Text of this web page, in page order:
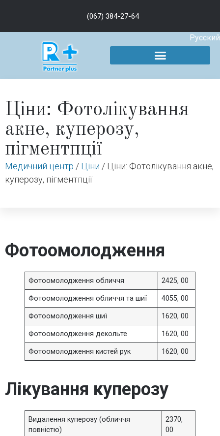
(067) 384-27-64
Русский
Ціни: Фотолікування
акне, куперозу,
пігментпції
Медичний центр / Ціни / Ціни: Фотолікування акне,
куперозу, пігментпції
Фотоомолодження
Фотоомолодження обличчя 2425, 00
Фотоомолодження обличчя та шиї 4055, 00
Фотоомолодження шиї 1620, 00
Фотоомолодження декольте 1620, 00
Фотоомолодження кистей рук 1620, 00
Лікування куперозу
Видалення куперозу (обличчя
повністю)
2370,
00